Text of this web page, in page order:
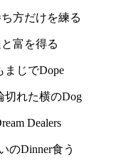
方だけを練る
富を得る
じでDope
れた横のDog
Dealers
のDinner食う